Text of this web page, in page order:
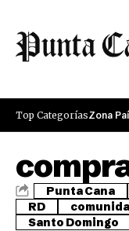
Top CategoríasZona
Punta Cana
RD
Santo Domingo